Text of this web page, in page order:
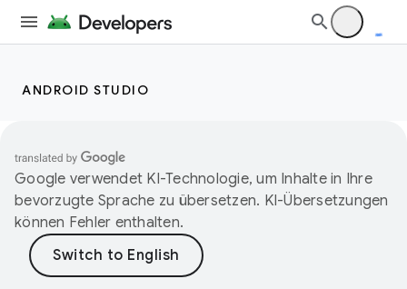
ANDROID STUDIO
Google verwendet KI-Technologie, um Inhalte in Ihre
bevorzugte Sprache zu übersetzen. KI-Übersetzungen
können Fehler enthalten.